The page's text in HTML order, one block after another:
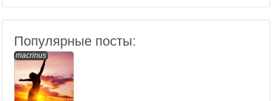
Популярные посты:
macrinus